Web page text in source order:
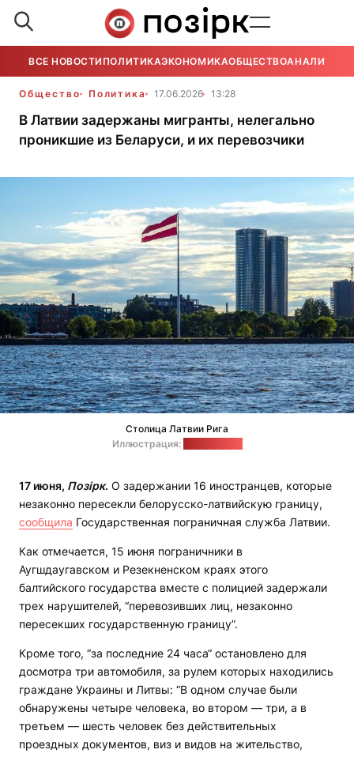
ВСЕ НОВОСТИ ПОЛИТИКАЭКОНОМИКАОБЩЕСТВОАНАЛИТИКА
Общество Политика 17.06.2026 13:28
В Латвии задержаны мигранты, нелегально
проникшие из Беларуси, и их перевозчики
Столица Латвии Рига
Иллюстрация:
17 июня, Позірк. О задержании 16 иностранцев, которые
незаконно пересекли белорусско-латвийскую границу,
сообщила Государственная пограничная служба Латвии.
Как отмечается, 15 июня пограничники в
Аугшдаугавском и Резекненском краях этого
балтийского государства вместе с полицией задержали
трех нарушителей, “перевозивших лиц, незаконно
пересекших государственную границу”.
Кроме того, “за последние 24 часа“ остановлено для
досмотра три автомобиля, за рулем которых находились
граждане Украины и Литвы: “В одном случае были
обнаружены четыре человека, во втором — три, а в
третьем — шесть человек без действительных
проездных документов, виз и видов на жительство,